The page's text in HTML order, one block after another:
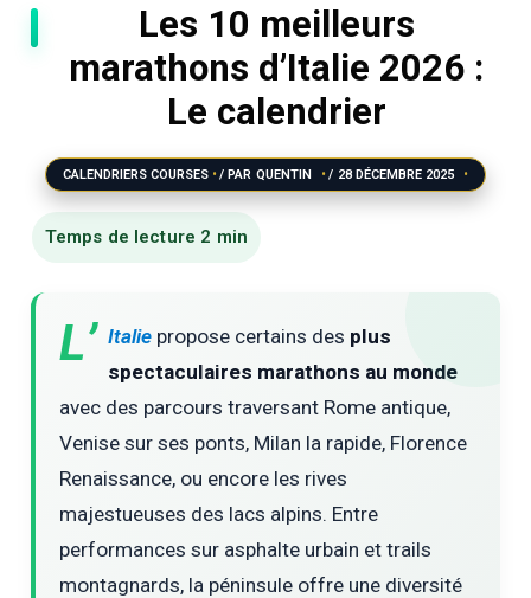
Les 10 meilleurs
marathons d’Italie 2026 :
Le calendrier
CALENDRIERS COURSES / PAR QUENTIN / 28 DÉCEMBRE 2025
L’ Italie propose certains des plus
spectaculaires marathons au monde
avec des parcours traversant Rome antique,
Venise sur ses ponts, Milan la rapide, Florence
Renaissance, ou encore les rives
majestueuses des lacs alpins. Entre
performances sur asphalte urbain et trails
montagnards, la péninsule offre une diversité